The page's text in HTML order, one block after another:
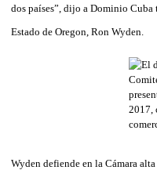
dos países”, dijo a Dominio
Estado de Oregon, Ron Wyden.
Wyden defiende en la Cámara